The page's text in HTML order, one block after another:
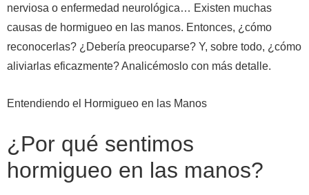
nerviosa o enfermedad neurológica… Existen muchas
causas de hormigueo en las manos. Entonces, ¿cómo
reconocerlas? ¿Debería preocuparse? Y, sobre todo, ¿cómo
aliviarlas eficazmente? Analicémoslo con más detalle.
Entendiendo el Hormigueo en las Manos
¿Por qué sentimos
hormigueo en las manos?